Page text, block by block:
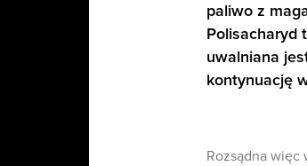
paliwo z
Polisacharyd
uwalniana
kontynuację
Rozsądna więc